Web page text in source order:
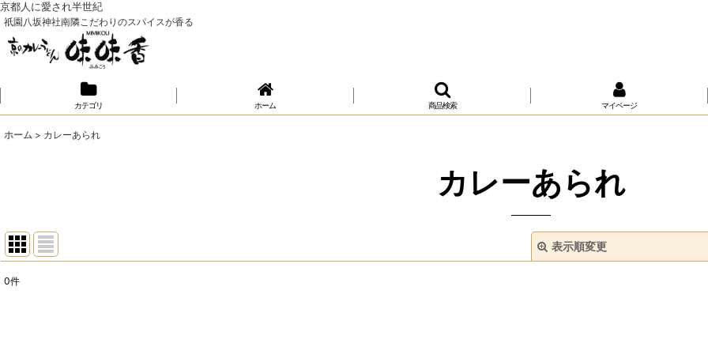
京都人に愛され半世紀
祇園八坂神社南隣こだわりのスパイスが香る
カテゴリ ホーム 商品検索 マイページ
ホーム > カレーあられ
カレーあられ
表示順変更
表示数
0件